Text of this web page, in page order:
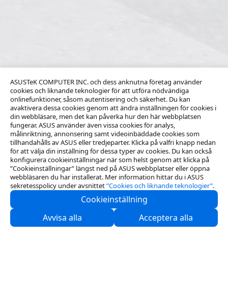
ASUSTeK COMPUTER INC. och dess anknutna företag använder
cookies och liknande teknologier för att utföra nödvändiga
onlinefunktioner, såsom autentisering och säkerhet. Du kan
avaktivera dessa cookies genom att ändra inställningen för cookies i
din webbläsare, men det kan påverka hur den här webbplatsen
fungerar. ASUS använder även vissa cookies för analys,
målinriktning, annonsering samt videoinbäddade cookies som
tillhandahålls av ASUS eller tredjeparter. Klicka på valfri knapp nedan
för att välja din inställning för dessa typer av cookies. Du kan också
konfigurera cookieinställningar när som helst genom att klicka på
”Cookieinställningar” längst ned på ASUS webbplatser eller öppna
webbläsaren du har installerat. Mer information hittar du i ASUS
sekretesspolicy under avsnittet”Cookies och liknande teknologier”.
Cookieinställning
Avvisa alla
Acceptera alla
Kontakta oss